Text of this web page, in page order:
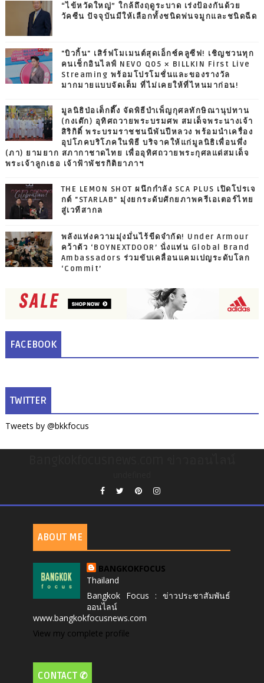
“ไข้หวัดใหญ่” ใกล้ถึงฤดูระบาด เร่งป้องกันด้วย
วัคซีน ปัจจุบันมีให้เลือกทั้งชนิดพ่นจมูกและชนิดฉีด
"บิวกิ้น" เสิร์ฟโมเมนต์สุดเอ็กซ์คลูซีฟ! เชิญชวนทุก
คนเช็กอินไลฟ์ NEVO Q05 × BILLKIN First Live
Streaming พร้อมโปรโมชั่นและของรางวัล
มากมายแบบจัดเต็ม ที่ไม่เคยให้ที่ไหนมาก่อน!
มูลนิธิป่อเต็กตึ๊ง จัดพิธีบำเพ็ญกุศลทักษิณานุปทาน
(กงเต๊ก) อุทิศถวายพระบรมศพ สมเด็จพระนางเจ้า
สิริกิติ์ พระบรมราชชนนีพันปีหลวง พร้อมนำเครื่อง
อุปโภคบริโภคในพิธี บริจาคให้แก่มูลนิธิเพื่อนพึ่ง
(ภา) ยามยาก สภากาชาดไทย เพื่ออุทิศถวายพระกุศลแด่สมเด็จ
พระเจ้าลูกเธอ เจ้าฟ้าพัชรกิติยาภาฯ
THE LEMON SHOT ผนึกกำลัง SCA PLUS เปิดโปรเจ
กต์ "STARLAB" มุ่งยกระดับศักยภาพครีเอเตอร์ไทย
สู่เวทีสากล
พลังแห่งความมุ่งมั่นไร้ขีดจำกัด! Under Armour
คว้าตัว ‘BOYNEXTDOOR’ นั่งแท่น Global Brand
Ambassadors ร่วมขับเคลื่อนแคมเปญระดับโลก
‘Commit’
FACEBOOK
TWITTER
Tweets by @bkkfocus
ABOUT ME
BANGKOKFOCUS
Thailand
Bangkok Focus : ข่าวประชาสัมพันธ์
ออนไลน์
www.bangkokfocusnews.com
View my complete profile
CONTACT ✆